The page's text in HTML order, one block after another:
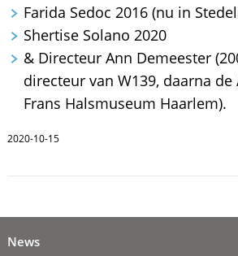
Farida Sedoc 2016 (nu in
Shertise Solano 2020
& Directeur Ann Demeester
directeur van W139, daarna de
Frans Halsmuseum Haarlem).
2020-10-15
News